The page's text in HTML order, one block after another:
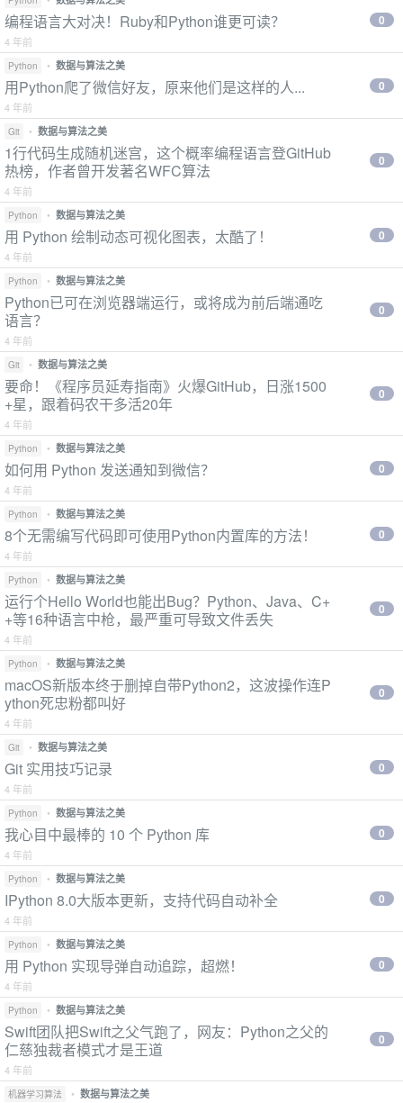
编程语言大对决！Ruby和Python谁更可读？
4 年前
0
Python • 数据与算法之美
用Python爬了微信好友，原来他们是这样的人...
4 年前
0
Git • 数据与算法之美
1行代码生成随机迷宫，这个概率编程语言登GitHub
热榜，作者曾开发著名WFC算法
4 年前
0
Python • 数据与算法之美
用 Python 绘制动态可视化图表，太酷了！
4 年前
0
Python • 数据与算法之美
Python已可在浏览器端运行，或将成为前后端通吃
语言？
4 年前
0
Git • 数据与算法之美
要命！《程序员延寿指南》火爆GitHub，日涨1500
+星，跟着码农干多活20年
4 年前
0
Python • 数据与算法之美
如何用 Python 发送通知到微信？
4 年前
0
Python • 数据与算法之美
8个无需编写代码即可使用Python内置库的方法！
4 年前
0
Python • 数据与算法之美
运行个Hello World也能出Bug？Python、Java、C+
+等16种语言中枪，最严重可导致文件丢失
4 年前
0
Python • 数据与算法之美
macOS新版本终于删掉自带Python2，这波操作连P
ython死忠粉都叫好
4 年前
0
Git • 数据与算法之美
Git 实用技巧记录
4 年前
0
Python • 数据与算法之美
我心目中最棒的 10 个 Python 库
4 年前
0
Python • 数据与算法之美
IPython 8.0大版本更新，支持代码自动补全
4 年前
0
Python • 数据与算法之美
用 Python 实现导弹自动追踪，超燃！
4 年前
0
Python • 数据与算法之美
Swift团队把Swift之父气跑了，网友：Python之父的
仁慈独裁者模式才是王道
4 年前
0
机器学习算法 • 数据与算法之美